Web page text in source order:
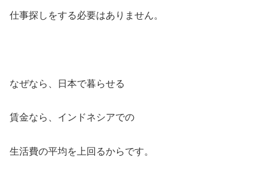
仕事探しをする必要はありません。
なぜなら、日本で暮らせる
賃金なら、インドネシアでの
生活費の平均を上回るからです。